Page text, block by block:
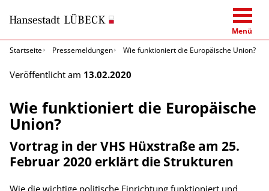
Menü
Startseite
Pressemeldungen Wie funktioniert die Europäische Union?
Veröffentlicht am 13.02.2020
Wie funktioniert die Europäische
Union?
Vortrag in der VHS Hüxstraße am 25.
Februar 2020 erklärt die Strukturen
Wie die wichtige politische Einrichtung funktioniert und